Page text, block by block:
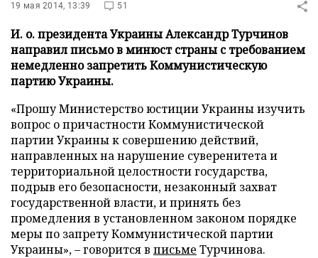
19 мая 2014, 13:39 51
И. о. президента Украины Александр Турчинов
направил письмо в минюст страны с требованием
немедленно запретить Коммунистическую
партию Украины.
«Прошу Министерство юстиции Украины изучить
вопрос о причастности Коммунистической
партии Украины к совершению действий,
направленных на нарушение суверенитета и
территориальной целостности государства,
подрыв его безопасности, незаконный захват
государственной власти, и принять без
промедления в установленном законом порядке
меры по запрету Коммунистической партии
Украины»,–говорится в письме Турчинова.